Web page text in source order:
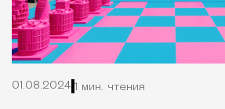
01.08.2024 1 мин. чтения